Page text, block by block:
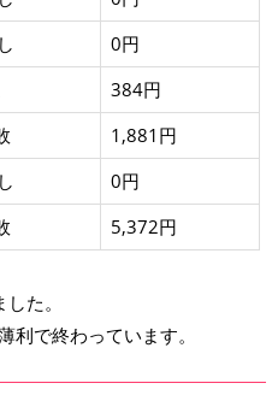
0円
384円
1,881円
0円
5,372円
た。
利で終わっています。